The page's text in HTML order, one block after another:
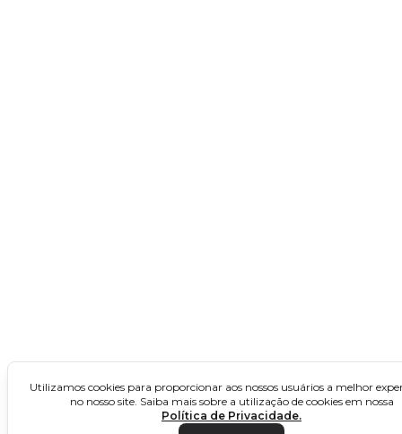
Utilizamos cookies para proporcionar aos nossos usuários a melhor
no nosso site. Saiba mais sobre a utilização de cookies em nossa
Política de Privacidade.